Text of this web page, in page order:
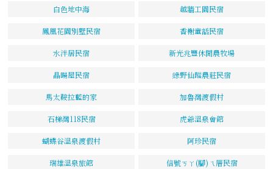
白色地中海 越牆工園民宿
鳳凰花園別墅民宿 香榭童話民宿
水泮居民宿 新光兆豐休閒農牧場
晶暘屋民宿 綠野仙蹤農莊民宿
馬太鞍拉藍的家 加魯灣渡假村
石梯灣118民宿 虎爺溫泉會館
蝴蝶谷溫泉渡假村 阿珍民宿
瑞雄溫泉旅館 信號ㄎㄚ(腳)ㄟ厝民宿